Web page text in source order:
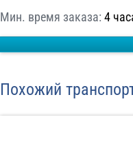
Мин. время заказа: 4
Похожий